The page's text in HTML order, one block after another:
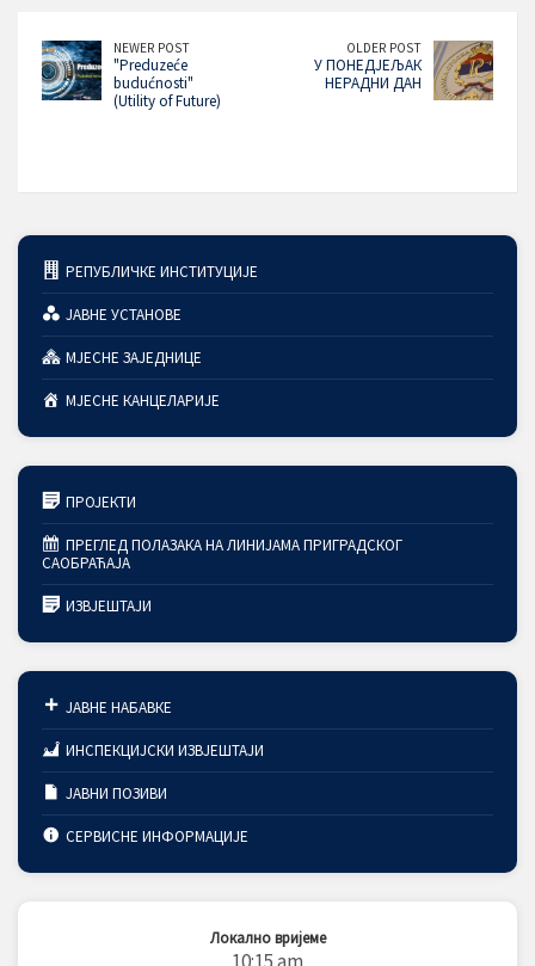
NEWER POST
"Preduzeće
budućnosti"
(Utility of Future)
OLDER POST
У ПОНЕДЈЕЉАК
НЕРАДНИ ДАН
РЕПУБЛИЧКЕ ИНСТИТУЦИЈЕ
ЈАВНЕ УСТАНОВЕ
МЈЕСНЕ ЗАЈЕДНИЦЕ
МЈЕСНЕ КАНЦЕЛАРИЈЕ
ПРОЈЕКТИ
ПРЕГЛЕД ПОЛАЗАКА НА ЛИНИЈАМА ПРИГРАДСКОГ
САОБРАЋАЈА
ИЗВЈЕШТАЈИ
ЈАВНЕ НАБАВКЕ
ИНСПЕКЦИЈСКИ ИЗВЈЕШТАЈИ
ЈАВНИ ПОЗИВИ
СЕРВИСНЕ ИНФОРМАЦИЈЕ
Локално вријеме